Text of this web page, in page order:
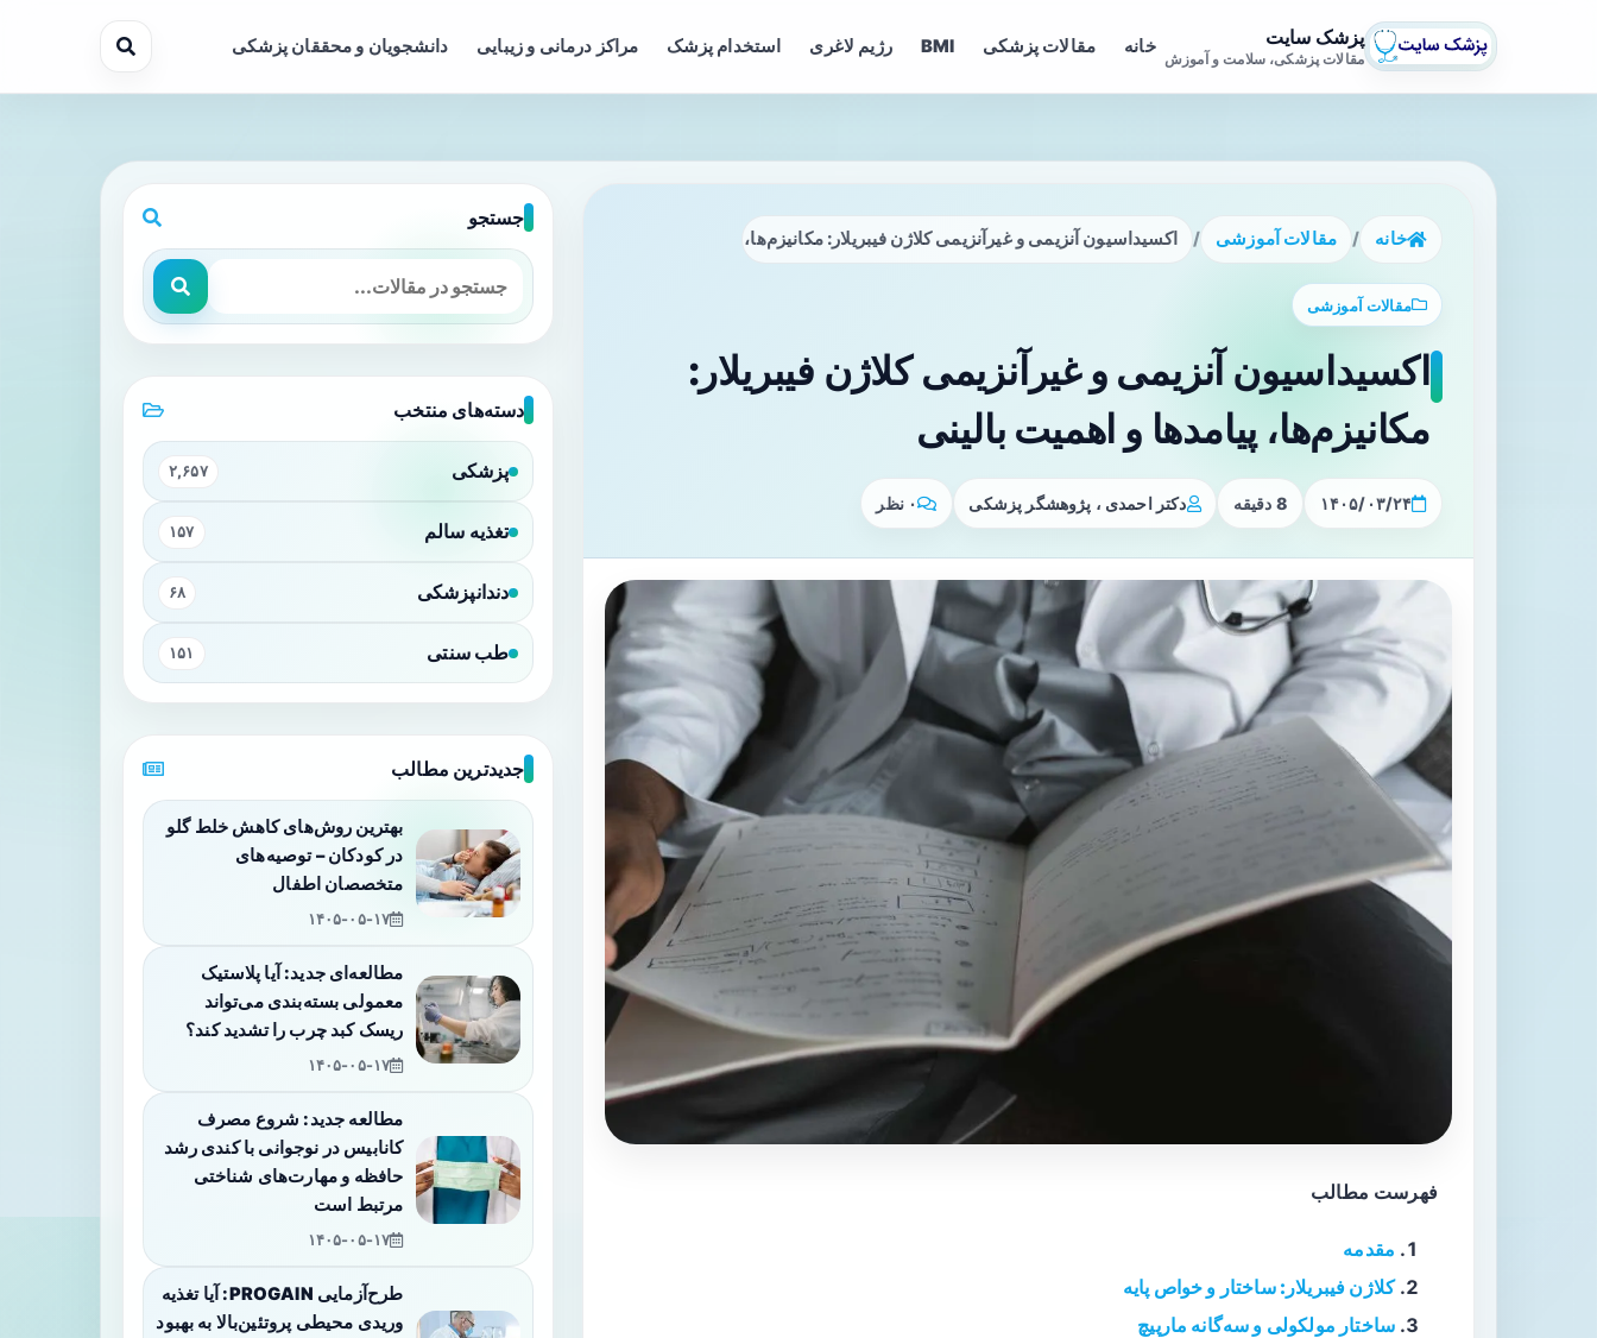
پزشک سایت
مقالات پزشکی، سلامت و آموزش
خانه مقالات پزشکی BMI رژیم لاغری استخدام پزشک مراکز درمانی و زیبایی دانشجویان و محققان پزشکی
خانه / مقالات آموزشی / اکسیداسیون آنزیمی و غیرآنزیمی کلاژن فیبریلار: مکانیزم‌ها، پیامدها و اهمیت بالینی
مقالات آموزشی
اکسیداسیون آنزیمی و غیرآنزیمی کلاژن فیبریلار:
مکانیزم‌ها، پیامدها و اهمیت بالینی
۱۴۰۵/۰۳/۲۴ 8 دقیقه دکتر احمدی ، پژوهشگر پزشکی ۰ نظر
فهرست مطالب
مقدمه
کلاژن فیبریلار: ساختار و خواص پایه
ساختار مولکولی و سه‌گانه مارپیچ
جستجو
دسته‌های منتخب
پزشکی ۲,۶۵۷
تغذیه سالم ۱۵۷
دندانپزشکی ۶۸
طب سنتی ۱۵۱
جدیدترین مطالب
بهترین روش‌های کاهش خلط گلو
در کودکان – توصیه‌های
متخصصان اطفال
۱۴۰۵-۰۵-۱۷
مطالعه‌ای جدید: آیا پلاستیک
معمولی بسته‌بندی می‌تواند
ریسک کبد چرب را تشدید کند؟
۱۴۰۵-۰۵-۱۷
مطالعه جدید: شروع مصرف
کانابیس در نوجوانی با کندی رشد
حافظه و مهارت‌های شناختی
مرتبط است
۱۴۰۵-۰۵-۱۷
طرح‌آزمایی PROGAIN: آیا تغذیه
وریدی محیطی پروتئین‌بالا به بهبود